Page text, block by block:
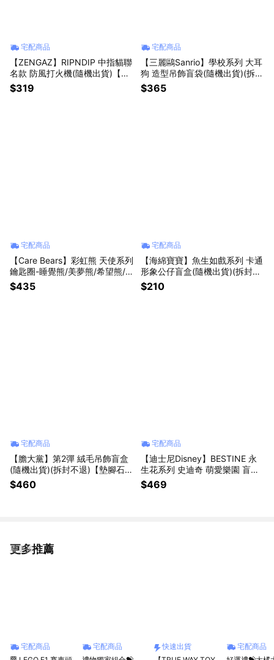
宅配商品
【ZENGAZ】RIPNDIP 中指貓聯
名款 防風打火機(隨機出貨)【墊
腳石】厭世魂質感聯名 燃燒殆盡
的外星人
$319
宅配商品
【三麗鷗Sanrio】學校系列 大耳
狗 造型吊飾盲袋(隨機出貨)(拆封
不退)【墊腳石】
$365
宅配商品
【Care Bears】彩虹熊 天使系列
鑰匙圈-睡覺熊/美夢熊/希望熊/
生日熊【墊腳石】絨毛吊飾
$435
宅配商品
【海綿寶寶】魚生如戲系列 卡通
形象公仔盲盒(隨機出貨)(拆封不
退)【墊腳石】
$210
宅配商品
【膽大黨】第2彈 絨毛吊飾盲盒
(隨機出貨)(拆封不退)【墊腳石】
動漫周邊
$460
宅配商品
【迪士尼Disney】BESTINE 永
生花系列 史迪奇 萌愛樂園 盲盒
(隨機出貨)(拆封不退)【墊腳石】
$469
更多推薦
看更多
宅配商品
宅配商品
快速出貨
宅配商品